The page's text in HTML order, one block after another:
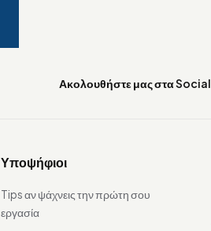
Ακολουθήστε μας στα Social
Υποψήφιοι
Tips αν ψάχνεις την πρώτη σου
εργασία